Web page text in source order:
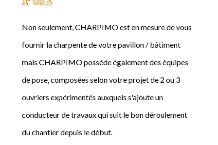
Non seulement, CHARPIMO est en mesure de vous
fournir la charpente de votre pavillon / bâtiment
mais CHARPIMO posséde également des équipes
de pose, composées selon votre projet de 2 ou 3
ouvriers expérimentés auxquels s'ajoute un
conducteur de travaux qui suit le bon déroulement
du chantier depuis le début.